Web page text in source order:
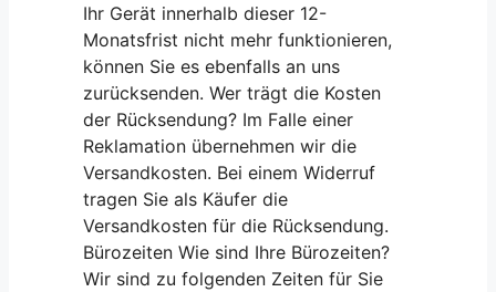
Ihr Gerät innerhalb dieser 12-
Monatsfrist nicht mehr funktionieren,
können Sie es ebenfalls an uns
zurücksenden. Wer trägt die Kosten
der Rücksendung? Im Falle einer
Reklamation übernehmen wir die
Versandkosten. Bei einem Widerruf
tragen Sie als Käufer die
Versandkosten für die Rücksendung.
Bürozeiten Wie sind Ihre Bürozeiten?
Wir sind zu folgenden Zeiten für Sie